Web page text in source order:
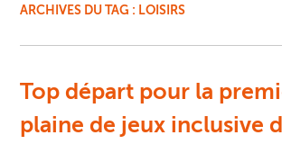
ARCHIVES DU TAG : LOISIRS
Top départ pour la
plaine de jeux inclusive